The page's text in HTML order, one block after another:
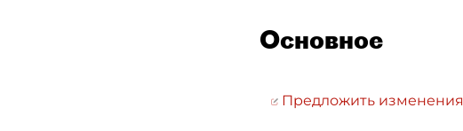
Основное
Предложить изменения